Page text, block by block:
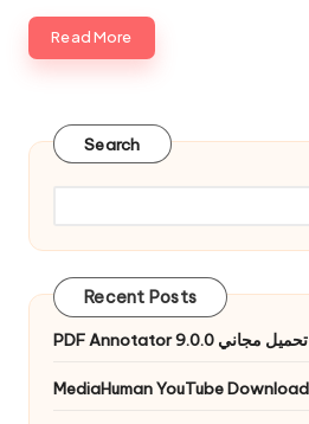
Read More
Search
Recent Posts
PDF Annotator 9.0.0 تحميل مجاني